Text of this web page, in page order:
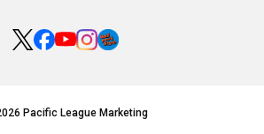
Pacific League Marketing